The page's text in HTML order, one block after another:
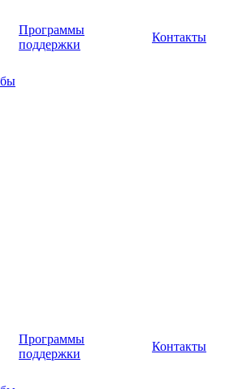
Программы
поддержки
Контакты
Программы
поддержки
Контакты